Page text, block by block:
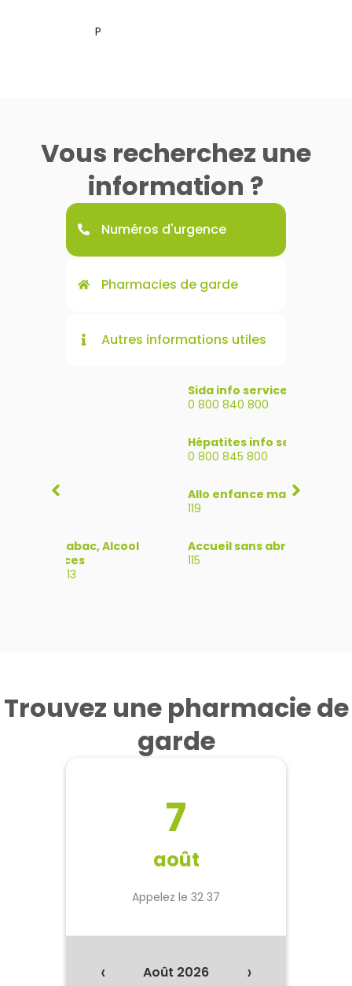
Pharmacien titulairePharmacien adjoint
Vous recherchez une
information ?
Numéros d'urgence
Pharmacies de garde
Autres informations utiles
Drogue, Tabac, Alcool
info services
0 800 231 313
Sida info services
0 800 840 800
Hépatites info service
0 800 845 800
Allo enfance maltraitée
119
Accueil sans abris
115
Trouvez une pharmacie de
garde
7
août
Appelez le 32 37
‹ Août 2026 ›